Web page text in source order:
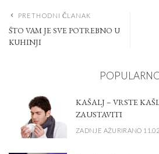
PRETHODNI ČLANAK
ŠTO VAM JE SVE POTREBNO U
KUHINJI
KAŠALJ – VRSTE
ZAUSTAVITI
ZADNJE AŽURIRANO